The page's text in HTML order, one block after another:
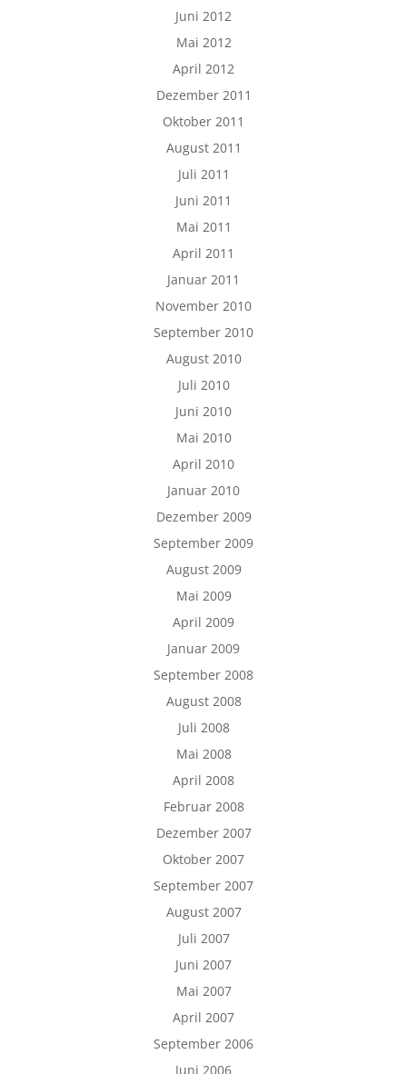
Juni 2012
Mai 2012
April 2012
Dezember 2011
Oktober 2011
August 2011
Juli 2011
Juni 2011
Mai 2011
April 2011
Januar 2011
November 2010
September 2010
August 2010
Juli 2010
Juni 2010
Mai 2010
April 2010
Januar 2010
Dezember 2009
September 2009
August 2009
Mai 2009
April 2009
Januar 2009
September 2008
August 2008
Juli 2008
Mai 2008
April 2008
Februar 2008
Dezember 2007
Oktober 2007
September 2007
August 2007
Juli 2007
Juni 2007
Mai 2007
April 2007
September 2006
Juni 2006